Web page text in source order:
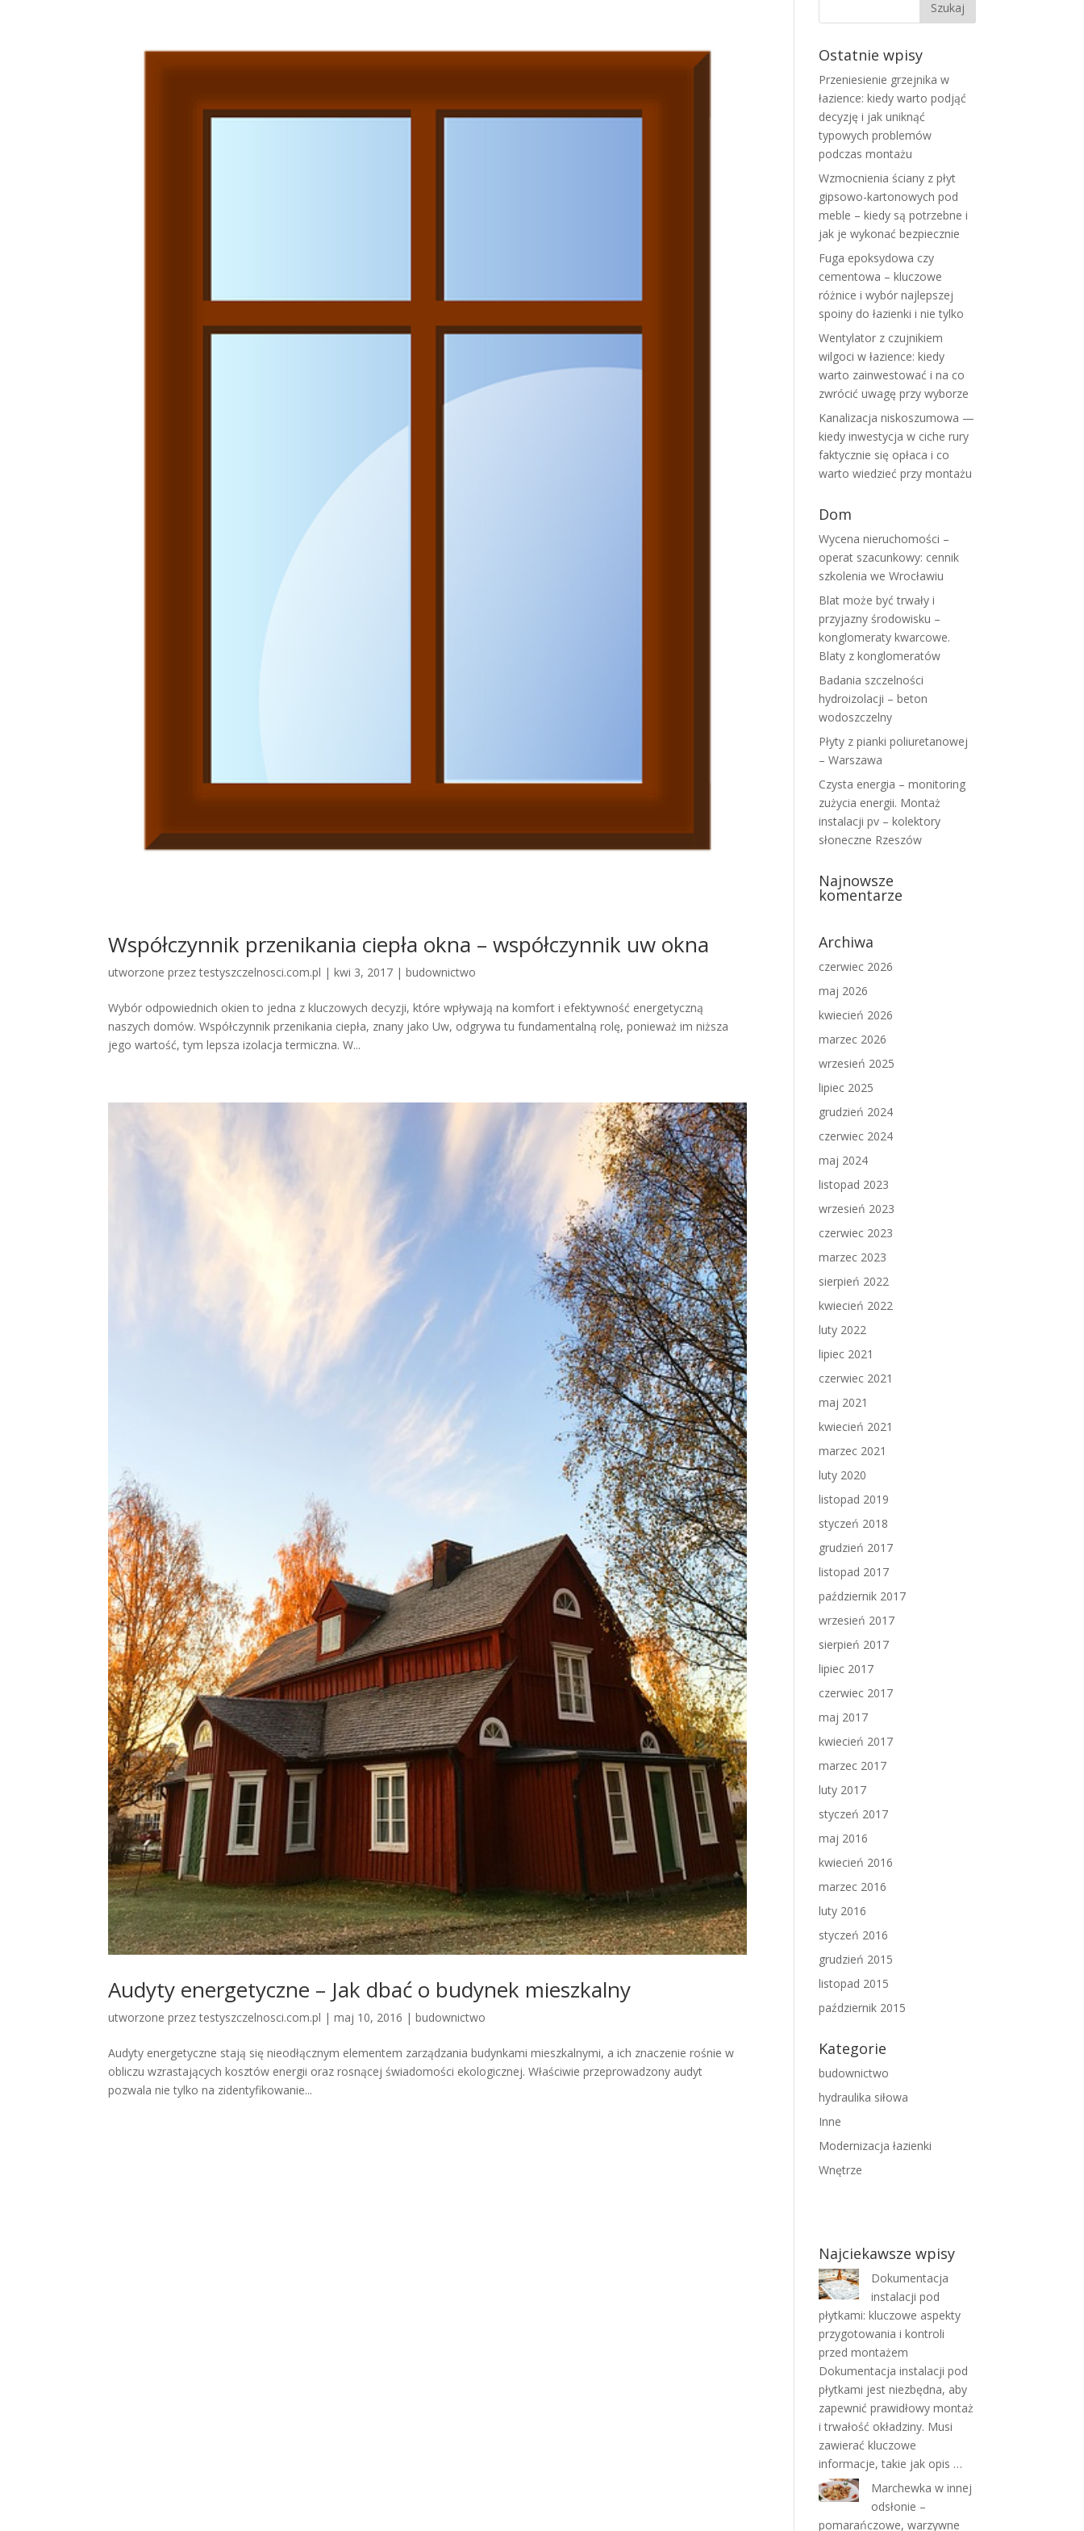
Współczynnik przenikania ciepła okna – współczynnik uw okna
utworzone przeztestyszczelnosci.com.pl |kwi 3, 2017 |budownictwo
Wybór odpowiednich okien to jedna z kluczowych decyzji, które wpływają na komfort i efektywność energetyczną
naszych domów. Współczynnik przenikania ciepła, znany jako Uw, odgrywa tu fundamentalną rolę, ponieważ im niższa
jego wartość, tym lepsza izolacja termiczna. W...
Audyty energetyczne – Jak dbać o budynek mieszkalny
utworzone przeztestyszczelnosci.com.pl |maj 10, 2016 |budownictwo
Audyty energetyczne stają się nieodłącznym elementem zarządzania budynkami mieszkalnymi, a ich znaczenie rośnie w
obliczu wzrastających kosztów energii oraz rosnącej świadomości ekologicznej. Właściwie przeprowadzony audyt
pozwala nie tylko na zidentyfikowanie...
Ostatnie wpisy
Przeniesienie grzejnika w
łazience: kiedy warto podjąć
decyzję i jak uniknąć
typowych problemów
podczas montażu
Wzmocnienia ściany z płyt
gipsowo-kartonowych pod
meble – kiedy są potrzebne i
jak je wykonać bezpiecznie
Fuga epoksydowa czy
cementowa – kluczowe
różnice i wybór najlepszej
spoiny do łazienki i nie tylko
Wentylator z czujnikiem
wilgoci w łazience: kiedy
warto zainwestować i na co
zwrócić uwagę przy wyborze
Kanalizacja niskoszumowa —
kiedy inwestycja w ciche rury
faktycznie się opłaca i co
warto wiedzieć przy montażu
Dom
Wycena nieruchomości –
operat szacunkowy: cennik
szkolenia we Wrocławiu
Blat może być trwały i
przyjazny środowisku –
konglomeraty kwarcowe.
Blaty z konglomeratów
Badania szczelności
hydroizolacji – beton
wodoszczelny
Płyty z pianki poliuretanowej
– Warszawa
Czysta energia – monitoring
zużycia energii. Montaż
instalacji pv – kolektory
słoneczne Rzeszów
Najnowsze
komentarze
Archiwa
czerwiec 2026
maj 2026
kwiecień 2026
marzec 2026
wrzesień 2025
lipiec 2025
grudzień 2024
czerwiec 2024
maj 2024
listopad 2023
wrzesień 2023
czerwiec 2023
marzec 2023
sierpień 2022
kwiecień 2022
luty 2022
lipiec 2021
czerwiec 2021
maj 2021
kwiecień 2021
marzec 2021
luty 2020
listopad 2019
styczeń 2018
grudzień 2017
listopad 2017
październik 2017
wrzesień 2017
sierpień 2017
lipiec 2017
czerwiec 2017
maj 2017
kwiecień 2017
marzec 2017
luty 2017
styczeń 2017
maj 2016
kwiecień 2016
marzec 2016
luty 2016
styczeń 2016
grudzień 2015
listopad 2015
październik 2015
Kategorie
budownictwo
hydraulika siłowa
Inne
Modernizacja łazienki
Wnętrze
Najciekawsze wpisy
Dokumentacja
instalacji pod
płytkami: kluczowe aspekty
przygotowania i kontroli
przed montażem
Dokumentacja instalacji pod
płytkami jest niezbędna, aby
zapewnić prawidłowy montaż
i trwałość okładziny. Musi
zawierać kluczowe
informacje, takie jak opis …
Marchewka w innej
odsłonie –
pomarańczowe, warzywne